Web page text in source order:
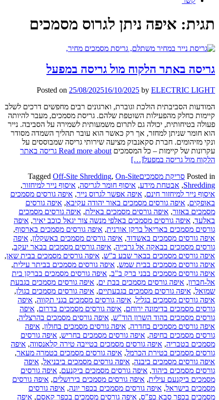
תגית: איפה ניתן לגרוס מסמכים
גריסה באתר הלקוח מול גריסה במפעל
Posted on 25/08/202516/10/2025 by ELECTRIC LIGHT
המודעות הסביבתית הולכת וגוברת, וארגונים רבים מחפשים דרכים לשלב
קיימות כחלק מהפעילות השוטפת שלהם. גריסת מסמכים, מעבר להיותה
פעולה בטיחותית, יכולה גם לתרום משמעותית לשמירה על הסביבה. נייר
הוא חומר שניתן למחזר, אך רק כאשר הוא עובר תהליך השמדה מסודר
ונקי מזיהומים. חברת סקאנבוק מציעה שירותי גריסה שמבוססים על
עקרונות של קיימות – כל המסמכים
Read more about גריסה באתר
הלקוח מול גריסה במפעל[…]
Posted in סריקת מסמכים Tagged Off-Site Shredding, On-Site
Shredding
, אבטחת מידע, איסוף חומר לגריסה, איסוף נייר למיחזור,
איסוף נייר למיחזור חינם, איפה אפשר לגרוס נייר, איפה גורסים מסמכים
באופקים, איפה גורסים מסמכים באור יהודה עקיבא, איפה גורסים
מסמכים באזור, איפה גורסים מסמכים באילת, איפה גורסים מסמכים
באלעד, איפה גורסים מסמכים באלפי מנשה צור יגאל כוכב יאיר, איפה
גורסים מסמכים באריאל ברקן אורנית, איפה גורסים מסמכים בארסוף,
איפה גורסים מסמכים באשדוד, איפה גורסים מסמכים באשקלון, איפה
גורסים מסמכים בבאקה אל גרבייה, איפה גורסים מסמכים בבאר יעקב,
איפה גורסים מסמכים בבאר שבע ב"ש, איפה גורסים מסמכים בבית שאן,
איפה גורסים מסמכים בבית שמש, איפה גורסים מסמכים בביתר עילית,
איפה גורסים מסמכים בבני ברק ב"ב, איפה גורסים מסמכים בברקן בית
אל-חברון, איפה גורסים מסמכים בבת ים, איפה גורסים מסמכים בגבעת
שמואל, איפה גורסים מסמכים בגבעתיים, איפה גורסים מסמכים בגולן,
איפה גורסים מסמכים בגליל, איפה גורסים מסמכים בגני תקווה, איפה
גורסים מסמכים בדימונה ירוחם, איפה גורסים מסמכים בדרום, איפה
גורסים מסמכים בהוד השרון הוד"ש, איפה גורסים מסמכים בהרצליה,
איפה גורסים מסמכים בחדרה, איפה גורסים מסמכים בחולון, איפה
גורסים מסמכים בחיפה, איפה גורסים מסמכים בחריש, איפה גורסים
מסמכים בטבריה, איפה גורסים מסמכים בטייבה טירה קלאנסווה, איפה
גורסים מסמכים בטירת הכרמל, איפה גורסים מסמכים בטמרה מעאר,
איפה גורסים מסמכים ביבנה, איפה גורסים מסמכים ביבניאל, איפה
גורסים מסמכים ביהוד, איפה גורסים מסמכים ביקנעם, איפה גורסים
מסמכים ביקנעם עילית, איפה גורסים מסמכים בירושלים, איפה גורסים
מסמכים בישראל, איפה גורסים מסמכים בכפר יונה, איפה גורסים
מסמכים בכפר סבא כפ"ס, איפה גורסים מסמכים בכפר קאסם, איפה